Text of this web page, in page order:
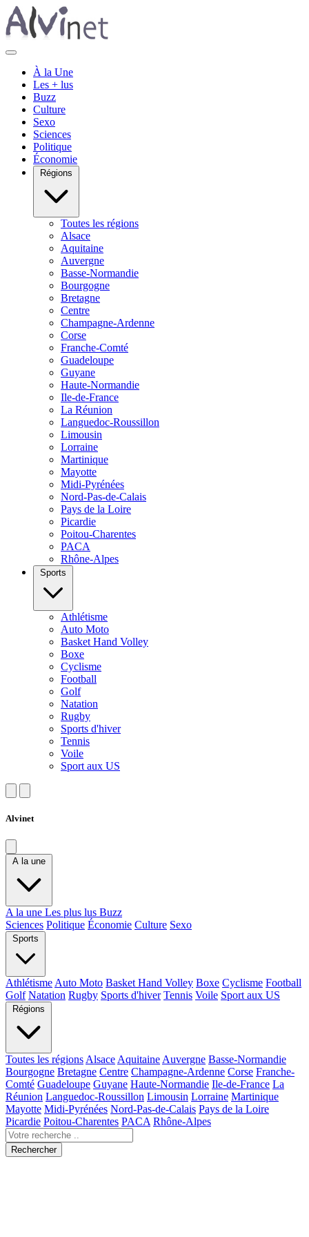
À la Une
Les + lus
Buzz
Culture
Sexo
Sciences
Politique
Économie
Régions
Toutes les régions
Alsace
Aquitaine
Auvergne
Basse-Normandie
Bourgogne
Bretagne
Centre
Champagne-Ardenne
Corse
Franche-Comté
Guadeloupe
Guyane
Haute-Normandie
Ile-de-France
La Réunion
Languedoc-Roussillon
Limousin
Lorraine
Martinique
Mayotte
Midi-Pyrénées
Nord-Pas-de-Calais
Pays de la Loire
Picardie
Poitou-Charentes
PACA
Rhône-Alpes
Sports
Athlétisme
Auto Moto
Basket Hand Volley
Boxe
Cyclisme
Football
Golf
Natation
Rugby
Sports d'hiver
Tennis
Voile
Sport aux US
Alvinet
A la une
A la une Les plus lus Buzz
Sciences Politique Économie Culture Sexo
Sports
Athlétisme Auto Moto Basket Hand Volley Boxe Cyclisme Football
Golf Natation Rugby Sports d'hiver Tennis Voile Sport aux US
Régions
Toutes les régions Alsace Aquitaine Auvergne Basse-Normandie
Bourgogne Bretagne Centre Champagne-Ardenne Corse Franche-
Comté Guadeloupe Guyane Haute-Normandie Ile-de-France La
Réunion Languedoc-Roussillon Limousin Lorraine Martinique
Mayotte Midi-Pyrénées Nord-Pas-de-Calais Pays de la Loire
Picardie Poitou-Charentes PACA Rhône-Alpes
Rechercher